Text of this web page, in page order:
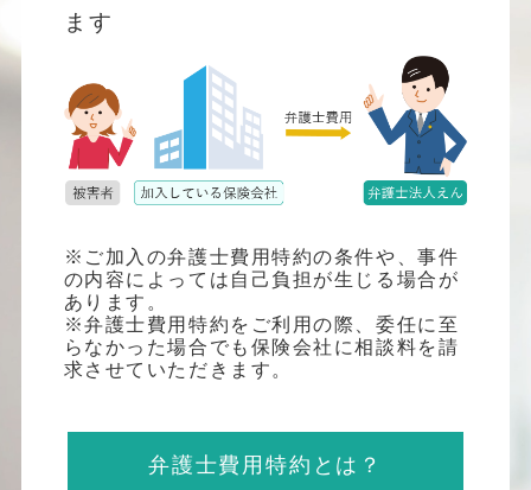
ます
※ご加入の弁護士費用特約の条件や、事件
の内容によっては自己負担が生じる場合が
あります。
※弁護士費用特約をご利用の際、委任に至
らなかった場合でも保険会社に相談料を請
求させていただきます。
弁護士費用特約とは？